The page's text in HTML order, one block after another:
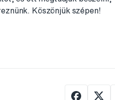
Köszönjük szépen!